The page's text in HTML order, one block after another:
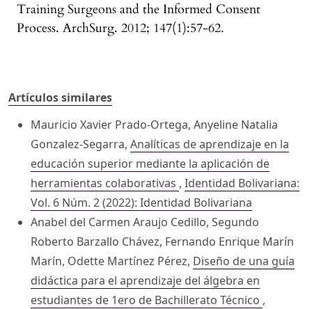
Training Surgeons and the Informed Consent
Process. ArchSurg. 2012; 147(1):57-62.
Artículos similares
Mauricio Xavier Prado-Ortega, Anyeline Natalia
Gonzalez-Segarra, Analíticas de aprendizaje en la
educación superior mediante la aplicación de
herramientas colaborativas , Identidad Bolivariana:
Vol. 6 Núm. 2 (2022): Identidad Bolivariana
Anabel del Carmen Araujo Cedillo, Segundo
Roberto Barzallo Chávez, Fernando Enrique Marín
Marín, Odette Martínez Pérez, Diseño de una guía
didáctica para el aprendizaje del álgebra en
estudiantes de 1ero de Bachillerato Técnico ,